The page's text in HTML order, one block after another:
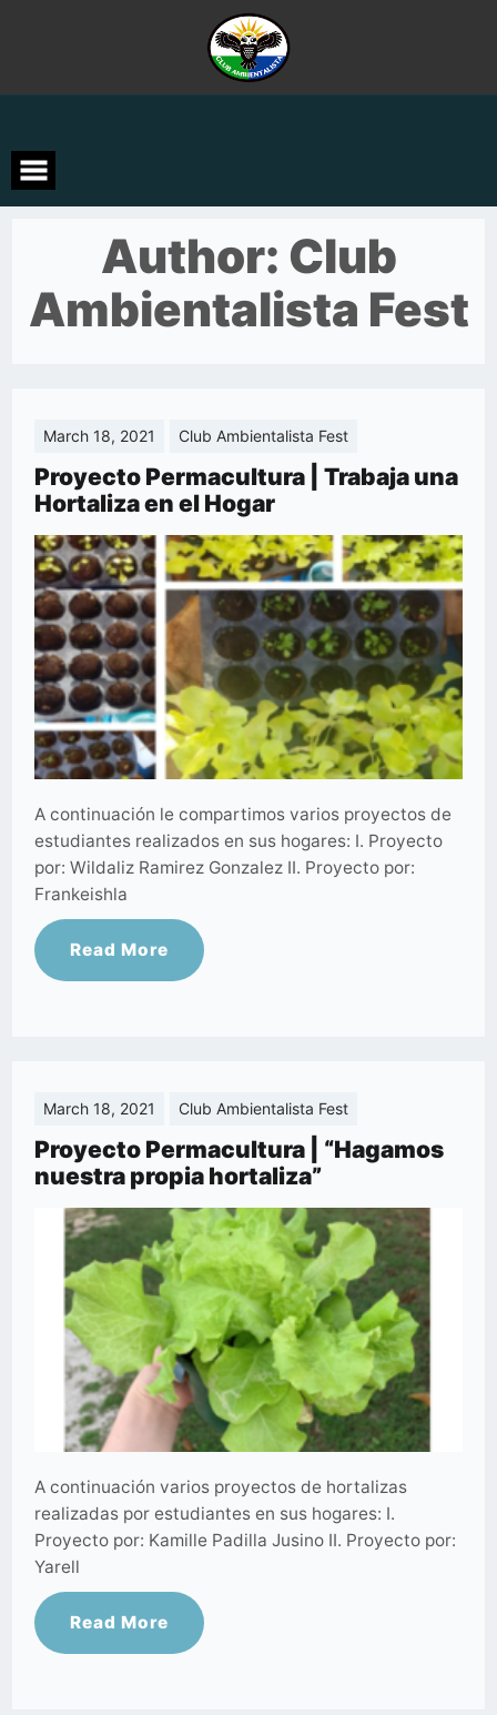
Author: Club
Ambientalista Fest
March 18, 2021 Club Ambientalista Fest
Proyecto Permacultura | Trabaja una
Hortaliza en el Hogar
A continuación le compartimos varios proyectos de
estudiantes realizados en sus hogares: I. Proyecto
por: Wildaliz Ramirez Gonzalez II. Proyecto por:
Frankeishla
Read More
March 18, 2021 Club Ambientalista Fest
Proyecto Permacultura | “Hagamos
nuestra propia hortaliza”
A continuación varios proyectos de hortalizas
realizadas por estudiantes en sus hogares: I.
Proyecto por: Kamille Padilla Jusino II. Proyecto por:
Yarell
Read More